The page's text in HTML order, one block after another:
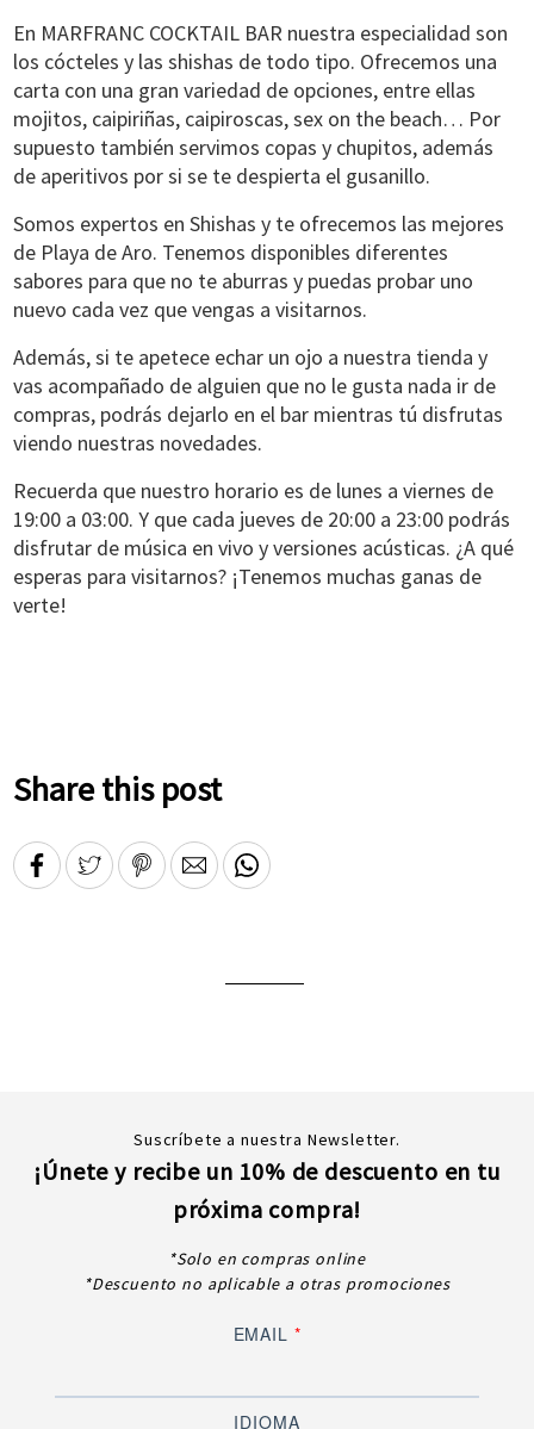
En MARFRANC COCKTAIL BAR nuestra especialidad son
los cócteles y las shishas de todo tipo. Ofrecemos una
carta con una gran variedad de opciones, entre ellas
mojitos, caipiriñas, caipiroscas, sex on the beach… Por
supuesto también servimos copas y chupitos, además
de aperitivos por si se te despierta el gusanillo.
Somos expertos en Shishas y te ofrecemos las mejores
de Playa de Aro. Tenemos disponibles diferentes
sabores para que no te aburras y puedas probar uno
nuevo cada vez que vengas a visitarnos.
Además, si te apetece echar un ojo a nuestra tienda y
vas acompañado de alguien que no le gusta nada ir de
compras, podrás dejarlo en el bar mientras tú disfrutas
viendo nuestras novedades.
Recuerda que nuestro horario es de lunes a viernes de
19:00 a 03:00. Y que cada jueves de 20:00 a 23:00 podrás
disfrutar de música en vivo y versiones acústicas. ¿A qué
esperas para visitarnos? ¡Tenemos muchas ganas de
verte!
Share this post
Suscríbete a nuestra Newsletter.
¡Únete y recibe un 10% de descuento en tu
próxima compra!
*Solo en compras online
*Descuento no aplicable a otras promociones
EMAIL *
IDIOMA